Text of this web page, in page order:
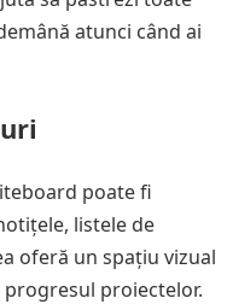
atunci când ai
poate fi
listele de
oferă un spațiu vizual
proiectelor.